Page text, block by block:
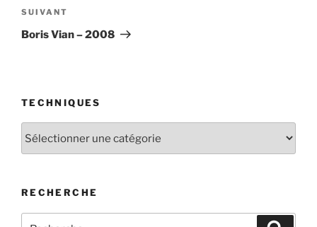
Article
suivant
SUIVANT
Boris Vian – 2008
TECHNIQUES
RECHERCHE